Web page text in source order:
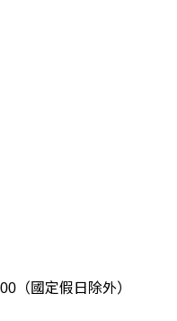
（國定假日除外）